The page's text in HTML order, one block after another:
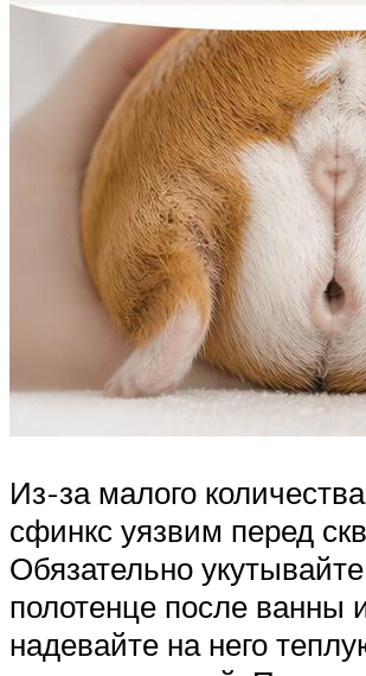
Из-за малого
сфинкс уязвим перед
Обязательно укутывайте
полотенце после ванны
надевайте на него